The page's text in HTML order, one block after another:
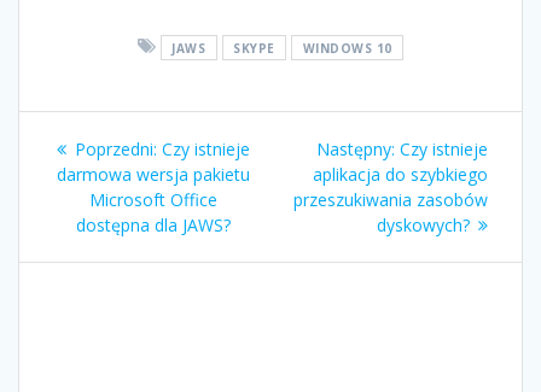
JAWS SKYPE WINDOWS 10
Poprzedni: Czy istnieje
darmowa wersja pakietu
Microsoft Office
dostępna dla JAWS?
Następny: Czy istnieje
aplikacja do szybkiego
przeszukiwania zasobów
dyskowych?